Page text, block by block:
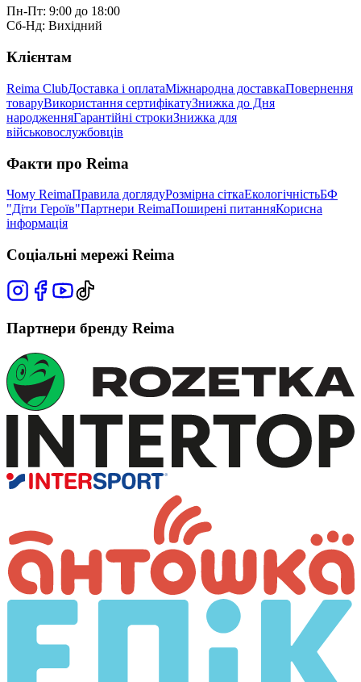
Пн-Пт: 9:00 до 18:00
Сб-Нд: Вихідний
Клієнтам
Reima ClubДоставка і оплатаМіжнародна доставкаПовернення
товаруВикористання сертифікатуЗнижка до Дня
народженняГарантійні строкиЗнижка для
військовослужбовців
Факти про Reima
Чому ReimaПравила доглядуРозмірна сіткаЕкологічністьБФ
"Діти Героїв"Партнери ReimaПоширені питанняКорисна
інформація
Соціальні мережі Reima
Партнери бренду Reima